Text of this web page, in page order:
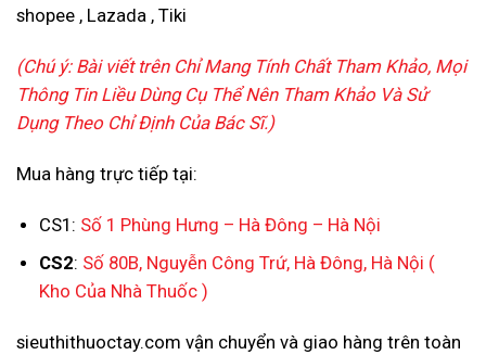
shopee , Lazada , Tiki
(Chú ý: Bài viết trên Chỉ Mang Tính Chất Tham Khảo, Mọi
Thông Tin Liều Dùng Cụ Thể Nên Tham Khảo Và Sử
Dụng Theo Chỉ Định Của Bác Sĩ.)
Mua hàng trực tiếp tại:
CS1: Số 1 Phùng Hưng – Hà Đông – Hà Nội
CS2: Số 80B, Nguyễn Công Trứ, Hà Đông, Hà Nội (
Kho Của Nhà Thuốc )
sieuthithuoctay.com vận chuyển và giao hàng trên toàn